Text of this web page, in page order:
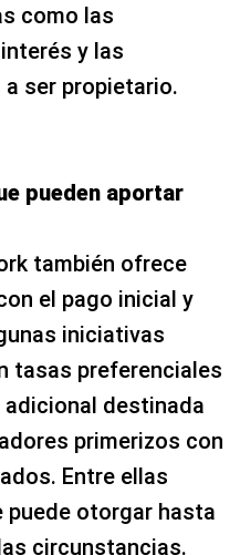
como las
y las
ser propietario.
pueden aportar
también ofrece
el pago inicial y
iniciativas
tasas preferenciales
destinada
primerizos con
Entre ellas
puede otorgar hasta
circunstancias.